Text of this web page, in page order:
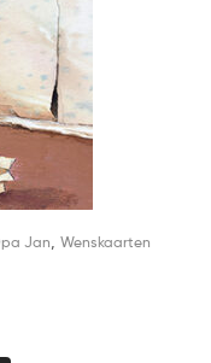
Jan Wenskaarten